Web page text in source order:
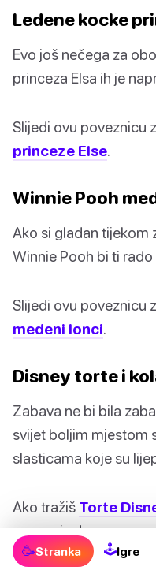
Ledene kocke
Evo još nečega za
princeza Elsa ih je
Slijedi ovu poveznicu
princeze Else.
Winnie Pooh
Ako si gladan tijekom
Winnie Pooh bi ti
Slijedi ovu poveznicu
medeni lonci.
Disney torte i
Zabava ne bi bila
svijet boljim mjestom
slasticama koje su
Ako tražiš Torte
poveznicu!
🥳Stranka 🕹Igre